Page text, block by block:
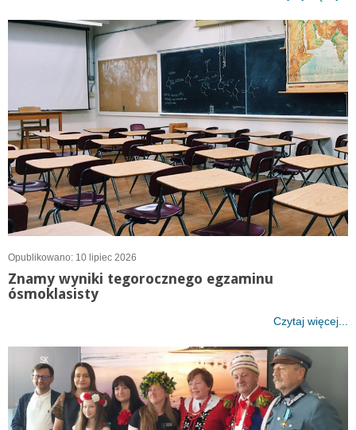
Opublikowano: 10 lipiec 2026
Znamy wyniki tegorocznego egzaminu
ósmoklasisty
Czytaj więcej...